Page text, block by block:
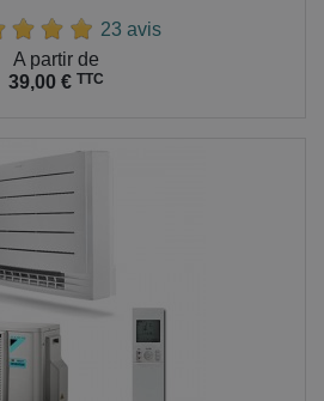
23 avis
A partir de
39,00 € TTC